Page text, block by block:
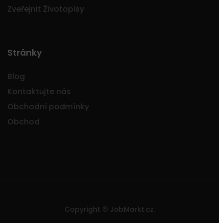
Zveřejnit Životopisy
Stránky
Blog
Kontaktujte nás
Obchodní podmínky
Obchod
Copyright © JobMarkt.cz.